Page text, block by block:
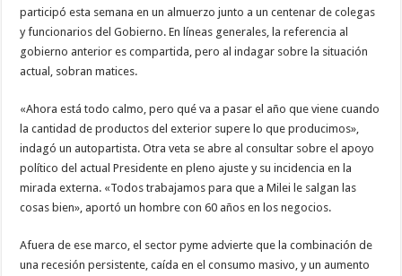
participó esta semana en un almuerzo junto a un centenar de colegas
y funcionarios del Gobierno. En líneas generales, la referencia al
gobierno anterior es compartida, pero al indagar sobre la situación
actual, sobran matices.
«Ahora está todo calmo, pero qué va a pasar el año que viene cuando
la cantidad de productos del exterior supere lo que producimos»,
indagó un autopartista. Otra veta se abre al consultar sobre el apoyo
político del actual Presidente en pleno ajuste y su incidencia en la
mirada externa. «Todos trabajamos para que a Milei le salgan las
cosas bien», aportó un hombre con 60 años en los negocios.
Afuera de ese marco, el sector pyme advierte que la combinación de
una recesión persistente, caída en el consumo masivo, y un aumento